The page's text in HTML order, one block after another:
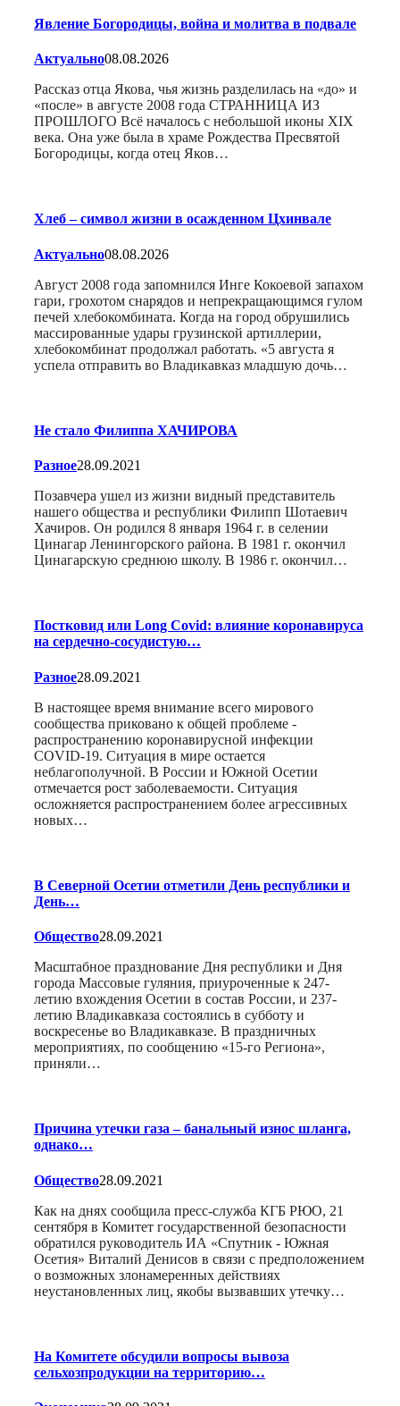
Явление Богородицы, война и молитва в подвале
Актуально08.08.2026
Рассказ отца Якова, чья жизнь разделилась на «до» и
«после» в августе 2008 года СТРАННИЦА ИЗ
ПРОШЛОГО Всё началось с небольшой иконы XIX
века. Она уже была в храме Рождества Пресвятой
Богородицы, когда отец Яков…
Хлеб – символ жизни в осажденном Цхинвале
Актуально08.08.2026
Август 2008 года запомнился Инге Кокоевой запахом
гари, грохотом снарядов и непрекращающимся гулом
печей хлебокомбината. Когда на город обрушились
массированные удары грузинской артиллерии,
хлебокомбинат продолжал работать. «5 августа я
успела отправить во Владикавказ младшую дочь…
Не стало Филиппа ХАЧИРОВА
Разное28.09.2021
Позавчера ушел из жизни видный представитель
нашего общества и республики Филипп Шотаевич
Хачиров. Он родился 8 января 1964 г. в селении
Цинагар Ленингорского района. В 1981 г. окончил
Цинагарскую среднюю школу. В 1986 г. окончил…
Постковид или Long Covid: влияние коронавируса
на сердечно-сосудистую…
Разное28.09.2021
В настоящее время внимание всего мирового
сообщества приковано к общей проблеме -
распространению коронавирусной инфекции
COVID-19. Ситуация в мире остается
неблагополучной. В России и Южной Осетии
отмечается рост заболеваемости. Ситуация
осложняется распространением более агрессивных
новых…
В Северной Осетии отметили День республики и
День…
Общество28.09.2021
Масштабное празднование Дня республики и Дня
города Массовые гуляния, приуроченные к 247-
летию вхождения Осетии в состав России, и 237-
летию Владикавказа состоялись в субботу и
воскресенье во Владикавказе. В праздничных
мероприятиях, по сообщению «15-го Региона»,
приняли…
Причина утечки газа – банальный износ шланга,
однако…
Общество28.09.2021
Как на днях сообщила пресс-служба КГБ РЮО, 21
сентября в Комитет государственной безопасности
обратился руководитель ИА «Спутник - Южная
Осетия» Виталий Денисов в связи с предположением
о возможных злонамеренных действиях
неустановленных лиц, якобы вызвавших утечку…
На Комитете обсудили вопросы вывоза
сельхозпродукции на территорию…